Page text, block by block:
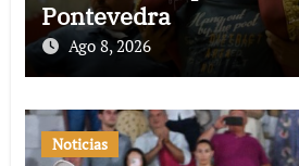
Pontevedra
Ago 8, 2026
Noticias